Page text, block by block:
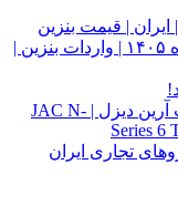
تجاری ایران